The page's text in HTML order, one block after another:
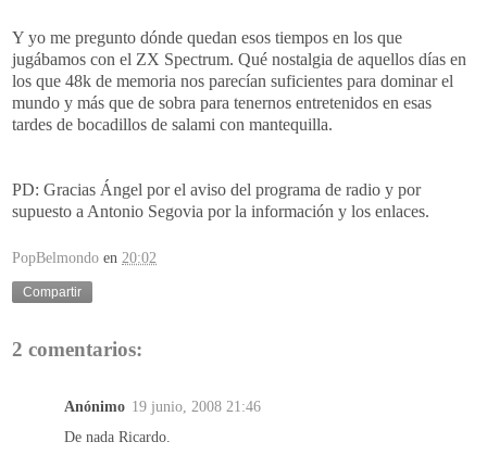
Y yo me pregunto dónde quedan esos tiempos en los que
jugábamos con el ZX Spectrum. Qué nostalgia de aquellos días en
los que 48k de memoria nos parecían suficientes para dominar el
mundo y más que de sobra para tenernos entretenidos en esas
tardes de bocadillos de salami con mantequilla.
PD: Gracias Ángel por el aviso del programa de radio y por
supuesto a Antonio Segovia por la información y los enlaces.
PopBelmondo en 20:02
Compartir
2 comentarios:
Anónimo 19 junio, 2008 21:46
De nada Ricardo.